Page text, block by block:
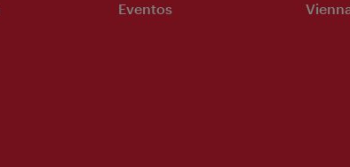
Eventos